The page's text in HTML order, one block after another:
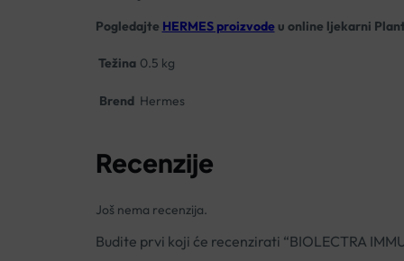
Pogledajte HERMES proizvodeu online ljekarni
Težina 0.5 kg
Brend Hermes
Recenzije
Još nema recenzija.
Budite prvi koji će recenzirati “BIOLECTRA